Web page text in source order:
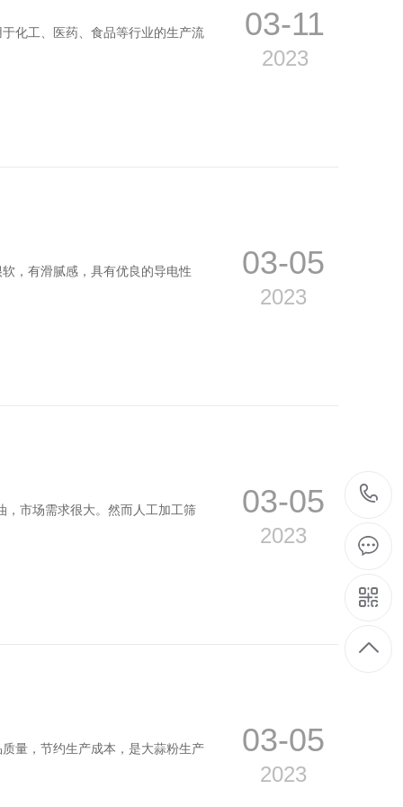
化工、医药、食品等行业的生产流 03-11
2023
，有滑腻感，具有优良的导电性 03-05
2023
，市场需求很大。然而人工加工筛 03-05
2023
量，节约生产成本，是大蒜粉生产 03-05
2023